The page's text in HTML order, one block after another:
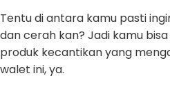
Tentu di antara kamu pasti
dan cerah kan? Jadi kamu
produk kecantikan yang
walet ini, ya.